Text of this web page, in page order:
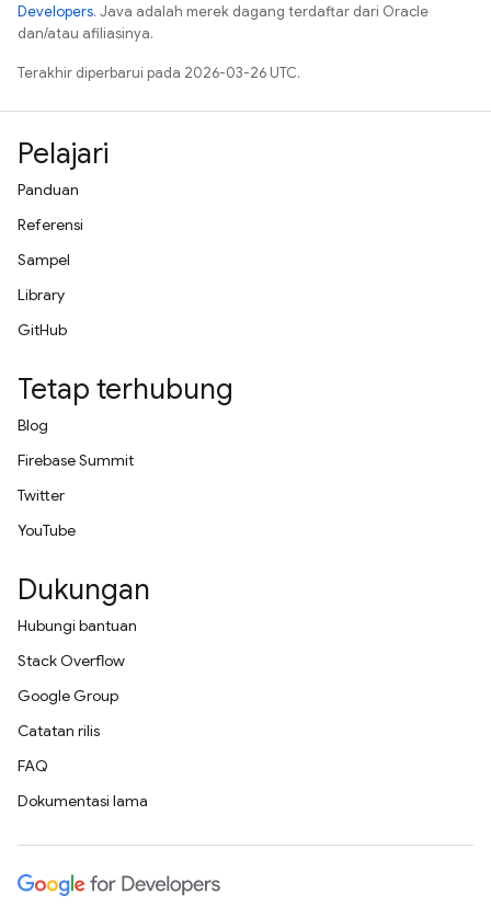
Developers. Java adalah merek dagang terdaftar dari Oracle
dan/atau afiliasinya.
Terakhir diperbarui pada 2026-03-26 UTC.
Pelajari
Panduan
Referensi
Sampel
Library
GitHub
Tetap terhubung
Blog
Firebase Summit
Twitter
YouTube
Dukungan
Hubungi bantuan
Stack Overflow
Google Group
Catatan rilis
FAQ
Dokumentasi lama